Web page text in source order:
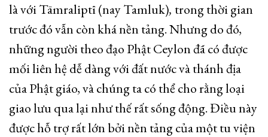
là với Tāmraliptī (nay Tamluk), trong thời gian
trước đó vẫn còn khá nền tảng. Nhưng do đó,
những người theo đạo Phật Ceylon đã có được
mối liên hệ dễ dàng với đất nước và thánh địa
của Phật giáo, và chúng ta có thể cho rằng loại
giao lưu qua lại như thế rất sống động. Điều này
được hỗ trợ rất lớn bởi nền tảng của một tu viện